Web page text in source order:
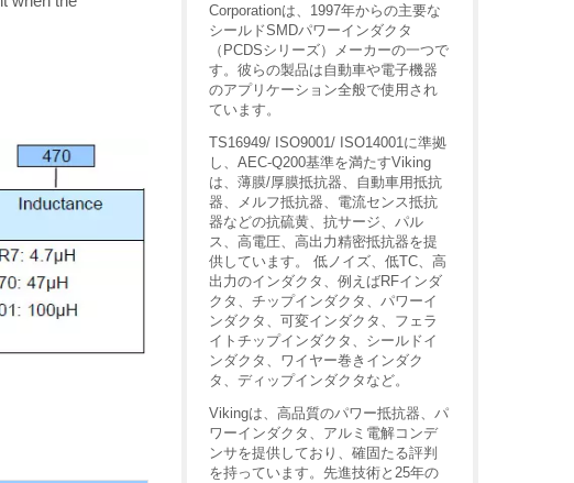
Corporationは、1997年からの主要な
シールドSMDパワーインダクタ
（PCDSシリーズ）メーカーの一つで
す。彼らの製品は自動車や電子機器
のアプリケーション全般で使用され
ています。
TS16949/ ISO9001/ ISO14001に準拠
し、AEC-Q200基準を満たすViking
は、薄膜/厚膜抵抗器、自動車用抵抗
器、メルフ抵抗器、電流センス抵抗
器などの抗硫黄、抗サージ、パル
ス、高電圧、高出力精密抵抗器を提
供しています。 低ノイズ、低TC、高
出力のインダクタ、例えばRFインダ
クタ、チップインダクタ、パワーイ
ンダクタ、可変インダクタ、フェラ
イトチップインダクタ、シールドイ
ンダクタ、ワイヤー巻きインダク
タ、ディップインダクタなど。
Vikingは、高品質のパワー抵抗器、パ
ワーインダクタ、アルミ電解コンデ
ンサを提供しており、確固たる評判
を持っています。先進技術と25年の